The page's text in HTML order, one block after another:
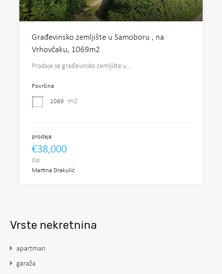
Građevinsko zemljište u Samoboru , na
Vrhovčaku, 1069m2
Prodaje se građevinsko zemljište u…
Površina
1069 m2
prodaja
€38,000
Od
Martina Drakulić
Vrste nekretnina
apartman
garaža